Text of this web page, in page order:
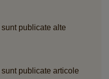
publicate alte
publicate articole